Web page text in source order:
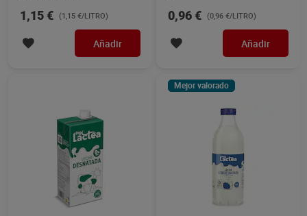
1,15 € (1,15 €/LITRO)
Añadir
0,96 € (0,96 €/LITRO)
Añadir
Mejor valorado